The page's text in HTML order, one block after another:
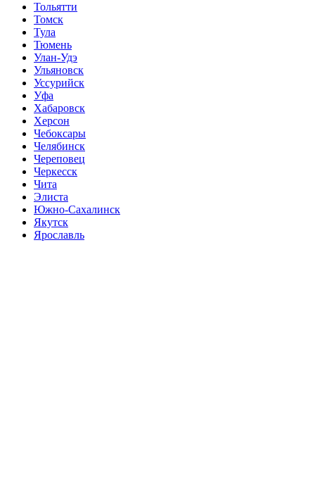
Тольятти
Томск
Тула
Тюмень
Улан-Удэ
Ульяновск
Уссурийск
Уфа
Хабаровск
Херсон
Чебоксары
Челябинск
Череповец
Черкесск
Чита
Элиста
Южно-Сахалинск
Якутск
Ярославль